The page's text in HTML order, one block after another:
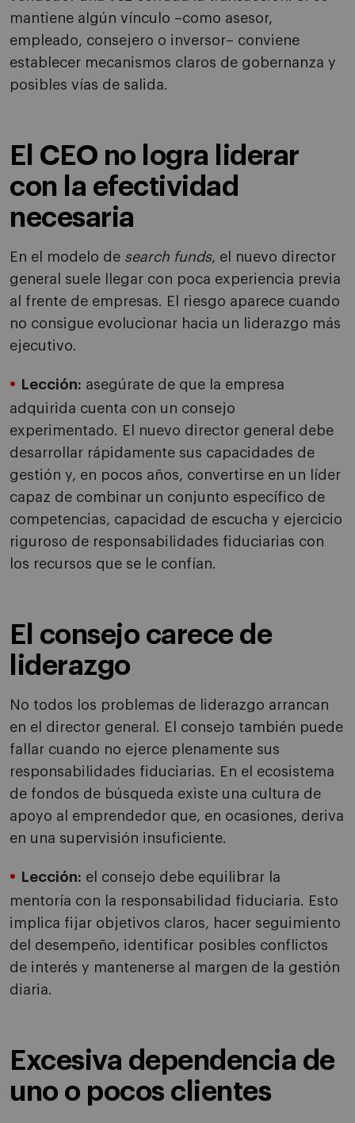
mantiene algún vínculo –como asesor,
empleado, consejero o inversor– conviene
establecer mecanismos claros de gobernanza y
posibles vías de salida.
El CEO no logra liderar
con la efectividad
necesaria
En el modelo de search funds, el nuevo director
general suele llegar con poca experiencia previa
al frente de empresas. El riesgo aparece cuando
no consigue evolucionar hacia un liderazgo más
ejecutivo.
Lección: asegúrate de que la empresa
adquirida cuenta con un consejo
experimentado. El nuevo director general debe
desarrollar rápidamente sus capacidades de
gestión y, en pocos años, convertirse en un líder
capaz de combinar un conjunto específico de
competencias, capacidad de escucha y ejercicio
riguroso de responsabilidades fiduciarias con
los recursos que se le confían.
El consejo carece de
liderazgo
No todos los problemas de liderazgo arrancan
en el director general. El consejo también puede
fallar cuando no ejerce plenamente sus
responsabilidades fiduciarias. En el ecosistema
de fondos de búsqueda existe una cultura de
apoyo al emprendedor que, en ocasiones, deriva
en una supervisión insuficiente.
Lección: el consejo debe equilibrar la
mentoría con la responsabilidad fiduciaria. Esto
implica fijar objetivos claros, hacer seguimiento
del desempeño, identificar posibles conflictos
de interés y mantenerse al margen de la gestión
diaria.
Excesiva dependencia de
uno o pocos clientes